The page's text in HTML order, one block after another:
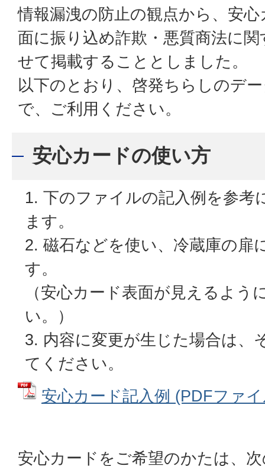
情報漏洩の防止の観点から、安
面に振り込め詐欺・悪質商法に
せて掲載することとしました。
以下のとおり、啓発ちらしのデ
で、ご利用ください。
安心カードの使い方
下のファイルの記入例を参考
ます。
磁石などを使い、冷蔵庫の扉
す。
（安心カード表面が見えるよう
い。）
内容に変更が生じた場合は、
てください。
安心カード記入例 (PDFファ
安心カードをご希望のかたは、